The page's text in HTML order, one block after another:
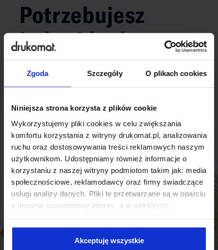
Zgoda Szczegóły O plikach cookies
Niniejsza strona korzysta z plików cookie
Wykorzystujemy pliki cookies w celu zwiększania
komfortu korzystania z witryny drukomat.pl, analizowania
ruchu oraz dostosowywania treści reklamowych naszym
użytkownikom. Udostępniamy również informacje o
korzystaniu z naszej witryny podmiotom takim jak: media
społecznościowe, reklamodawcy oraz firmy świadczące
usługi analizy danych. Pliki te przetwarzane są w oparciu
o prawnie uzasadniony interes, a w niektórych
Niektóre z plików cookies dostarczane i przetwarzane są
przez naszych zewnętrznych partnerów, z których listą
Akceptuję wszystkie
Potrzebujesz
indywidualnego
rozwiązania?
Odezwij się do nas, aby omówić
Skontaktuj się